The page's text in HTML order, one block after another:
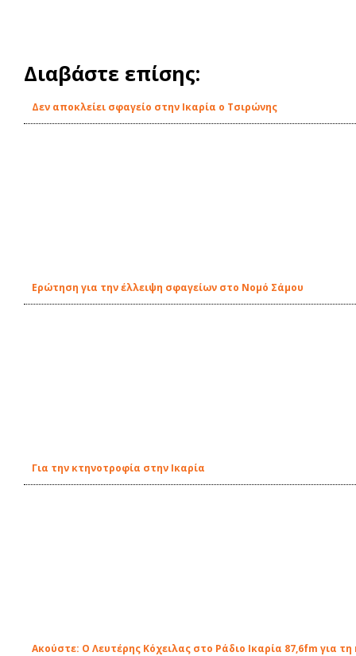
Διαβάστε επίσης:
Δεν αποκλείει σφαγείο στην Ικαρία ο Τσιρώνης
Ερώτηση για την έλλειψη σφαγείων στο Νομό Σάμου
Για την κτηνοτροφία στην Ικαρία
Ακούστε: Ο Λευτέρης Κόχειλας στο Ράδιο Ικαρία 87,6fm για